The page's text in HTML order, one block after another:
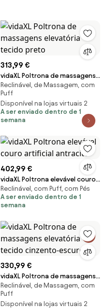
313,99 €
vidaXL Poltrona de massagens
elevatória tecido preto
Reclinável, de Massagem, com
Puff
Disponível na lojas virtuais 2
A ser enviado dentro de 1
semana
402,99 €
vidaXL Poltrona elevável couro
artificial antracite
Reclinável, com Puff, com Pés
A ser enviado dentro de 1
semana
330,99 €
vidaXL Poltrona de massagens
elevatória tecido cinzento-
escuro
Reclinável, de Massagem, com
Puff
Disponível na lojas virtuais 2